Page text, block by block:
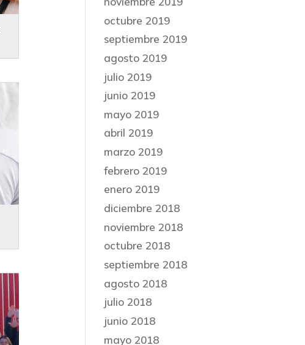
octubre 2019
septiembre 2019
agosto 2019
julio 2019
junio 2019
mayo 2019
abril 2019
marzo 2019
febrero 2019
enero 2019
diciembre 2018
noviembre 2018
octubre 2018
septiembre 2018
agosto 2018
julio 2018
junio 2018
mayo 2018